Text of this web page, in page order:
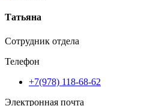
Татьяна
Сотрудник отдела
Телефон
+7(978) 118-68-62
Электронная почта